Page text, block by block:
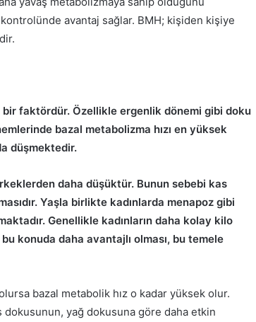
avantaj sağlar. BMH; kişiden kişiye
bir faktördür. Özellikle ergenlik dönemi gibi doku
bazal metabolizma hızı en yüksek
düşmektedir.
daha düşüktür. Bunun sebebi kas
Yaşla birlikte kadınlarda menapoz gibi
Genellikle kadınların daha kolay kilo
konuda daha avantajlı olması, bu temele
bazal metabolik hız o kadar yüksek olur.
yağ dokusuna göre daha etkin